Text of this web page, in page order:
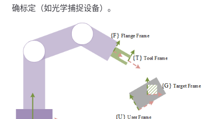
确标定（如光学捕捉设备）。